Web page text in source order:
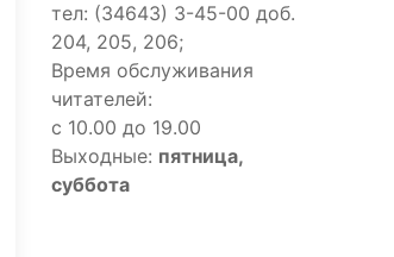
тел: (34643) 3-45-00 доб.
204, 205, 206;
Время обслуживания
читателей:
с 10.00 до 19.00
Выходные: пятница,
суббота